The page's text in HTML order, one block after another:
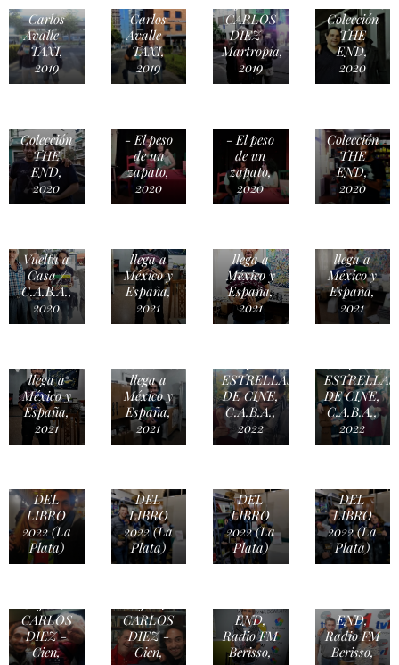
Carlos
Avalle -
TAXI,
2019
Carlos
Avalle -
TAXI,
2019
CARLOS
DIEZ -
Martropía,
2019
Colección
THE
END,
2020
Colección
THE
END,
2020
- El peso
de un
zapato,
2020
- El peso
de un
zapato,
2020
Colección
THE
END,
2020
Vuelta a
Casa /
C.A.B.A.,
2020
llega a
México y
España,
2021
llega a
México y
España,
2021
llega a
México y
España,
2021
llega a
México y
España,
2021
llega a
México y
España,
2021
ESTRELLAS
DE CINE,
C.A.B.A.,
2022
ESTRELLAS
DE CINE,
C.A.B.A.,
2022
DEL
LIBRO
2022 (La
Plata)
DEL
LIBRO
2022 (La
Plata)
DEL
LIBRO
2022 (La
Plata)
DEL
LIBRO
2022 (La
Plata)
CARLOS
DIEZ -
Cien,
CARLOS
DIEZ -
Cien,
END,
Radio FM
Berisso,
END,
Radio FM
Berisso,